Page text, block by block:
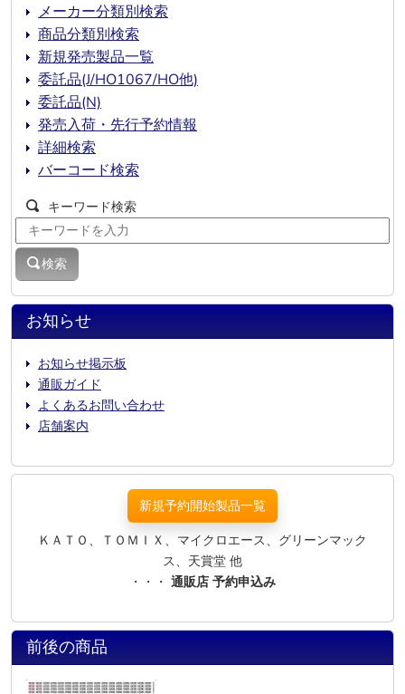
お知らせ
お知らせ掲示板
通販ガイド
よくあるお問い合わせ
店舗案内
メーカー分類別検索
商品分類別検索
新規発売製品一覧
委託品(J/HO1067/HO他)
委託品(N)
発売入荷・先行予約情報
詳細検索
バーコード検索
キーワード検索
検索
新規予約開始製品一覧
ＫＡＴＯ、ＴＯＭＩＸ、マイクロエース、グリーンマック
ス、天賞堂 他
・・・ 通販店 予約申込み
前後の商品